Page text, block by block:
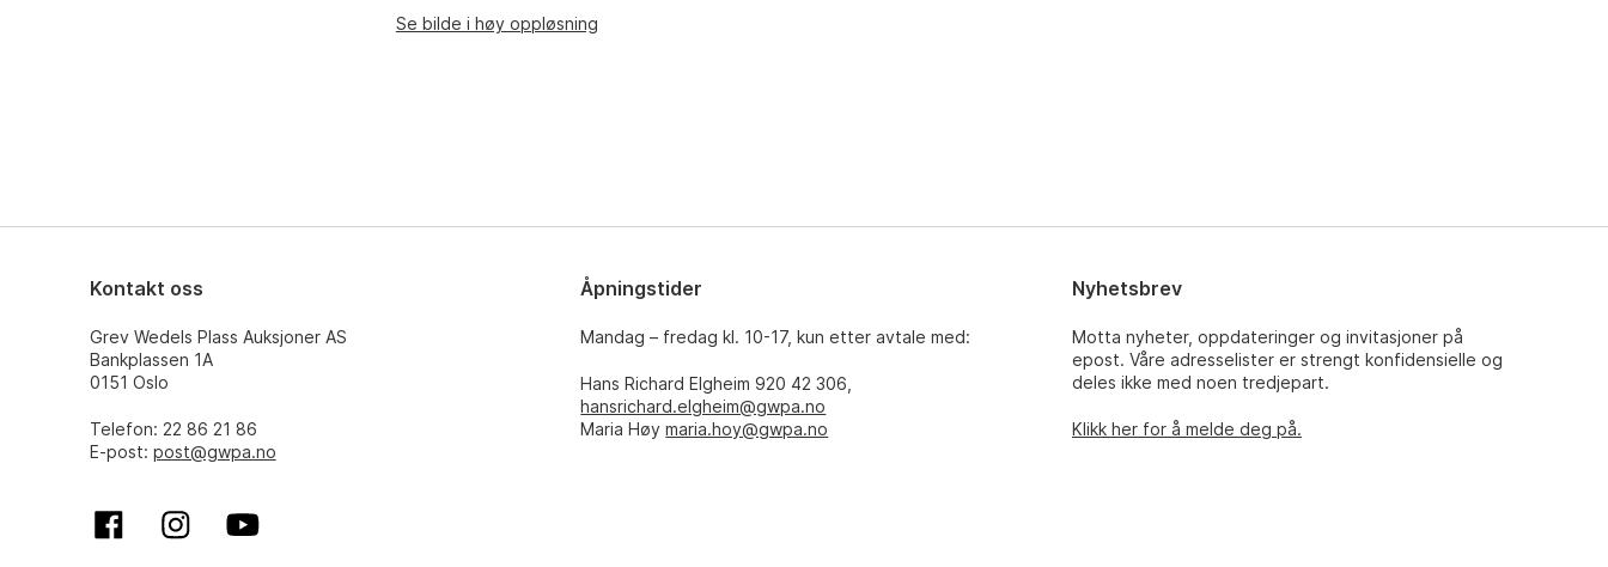
Se bilde i høy oppløsning
Kontakt oss
Grev Wedels Plass Auksjoner AS
Bankplassen 1A
0151 Oslo
Telefon: 22 86 21 86
E-post: post@gwpa.no
Åpningstider
Mandag – fredag kl. 10-17, kun etter avtale med:
Hans Richard Elgheim 920 42 306,
hansrichard.elgheim@gwpa.no
Maria Høymaria.hoy@gwpa.no
Nyhetsbrev
Motta nyheter, oppdateringer og invitasjoner på
epost. Våre adresselister er strengt konfidensielle og
deles ikke med noen tredjepart.
Klikk her for å melde deg på.